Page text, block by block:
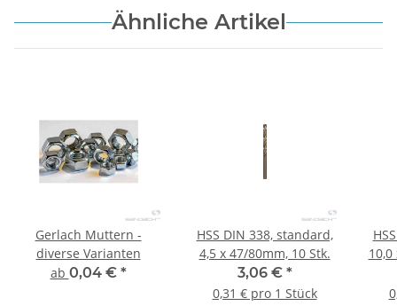
Ähnliche Artikel
Gerlach Muttern -
diverse Varianten
ab 0,04 € *
HSS DIN 338, standard,
4,5 x 47/80mm, 10 Stk.
3,06 € *
0,31 € pro 1 Stück